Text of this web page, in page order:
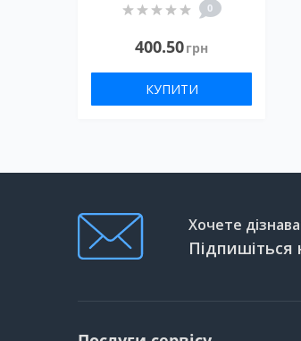
0
400.50грн
КУПИТИ
Хочете